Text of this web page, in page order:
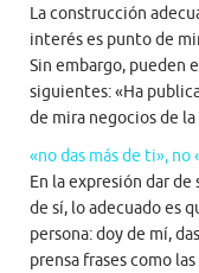
La construcción
interés es punto de
Sin embargo, pueden
siguientes: «Ha
de mira negocios de
«no das más de ti», no
En la expresión dar
de sí, lo adecuado es
persona: doy de mí,
prensa frases como